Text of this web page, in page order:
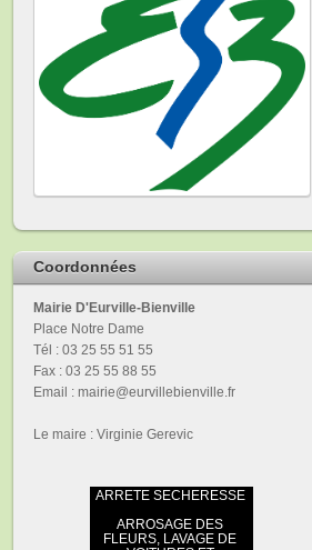
Coordonnées
Mairie D'Eurville-Bienville
Place Notre Dame
Tél : 03 25 55 51 55
Fax : 03 25 55 88 55
Email : mairie@eurvillebienville.fr
Le maire : Virginie Gerevic